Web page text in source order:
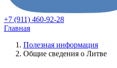
+7 (911) 460-92-28
Главная
Полезная информация
Общие сведения о Литве